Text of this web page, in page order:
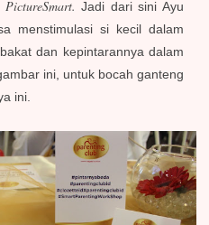
PictureSmart.Jadi dari sini Ayu
menstimulasi si kecil dalam
dan kepintarannya dalam
ini, untuk bocah ganteng
ini.